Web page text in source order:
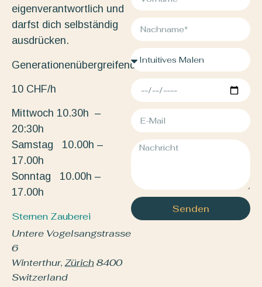
eigenverantwortlich und
darfst dich selbständig
ausdrücken.
Generationenübergreifend.
10 CHF/h
Mittwoch 10.30h –
20:30h
Samstag 10.00h –
17.00h
Sonntag 10.00h –
17.00h
Sternen Zauberei
Untere Vogelsangstrasse
6
Winterthur, Zürich8400
Switzerland
Senden